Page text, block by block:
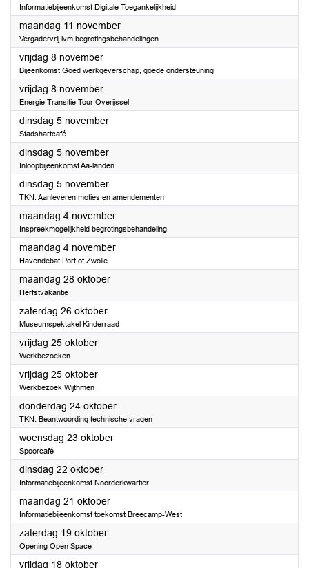
Informatiebijeenkomst Digitale Toegankelijkheid
maandag 11 november2024
Vergadervrij ivm begrotingsbehandelingen
vrijdag 8 november2024
Bijeenkomst Goed werkgeverschap, goede ondersteuning
vrijdag 8 november2024
Energie Transitie Tour Overijssel
dinsdag 5 november2024
Stadshartcafé
dinsdag 5 november2024
Inloopbijeenkomst Aa-landen
dinsdag 5 november2024
TKN: Aanleveren moties en amendementen
maandag 4 november2024
Inspreekmogelijkheid begrotingsbehandeling
maandag 4 november2024
Havendebat Port of Zwolle
maandag 28 oktober2024
Herfstvakantie
zaterdag 26 oktober2024
Museumspektakel Kinderraad
vrijdag 25 oktober2024
Werkbezoeken
vrijdag 25 oktober2024
Werkbezoek Wijthmen
donderdag 24 oktober2024
TKN: Beantwoording technische vragen
woensdag 23 oktober2024
Spoorcafé
dinsdag 22 oktober2024
Informatiebijeenkomst Noorderkwartier
maandag 21 oktober2024
Informatiebijeenkomst toekomst Breecamp-West
zaterdag 19 oktober2024
Opening Open Space
vrijdag 18 oktober2024